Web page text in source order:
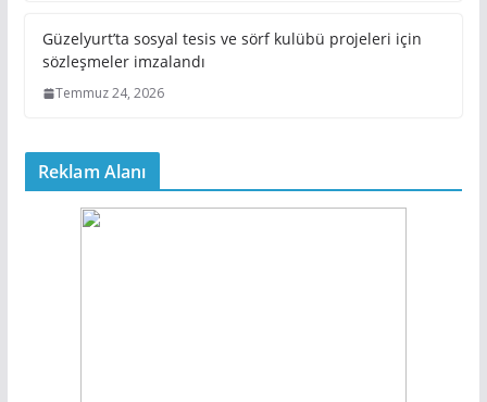
Güzelyurt’ta sosyal tesis ve sörf kulübü projeleri için
sözleşmeler imzalandı
Temmuz 24, 2026
Reklam Alanı